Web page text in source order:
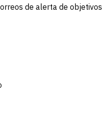
de alerta de objetivos